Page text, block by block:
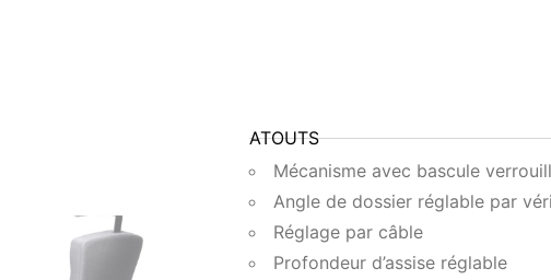
ATOUTS
Mécanisme avec bascule
Angle de dossier réglable par
Réglage par câble
Profondeur d’assise réglable